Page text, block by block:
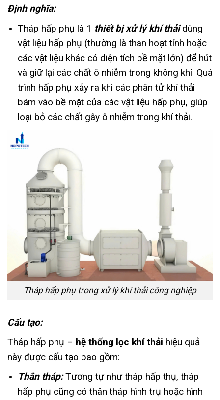
Định nghĩa:
Tháp hấp phụ là 1 thiết bị xử lý khí thảidùng
vật liệu hấp phụ (thường là than hoạt tính hoặc
các vật liệu khác có diện tích bề mặt lớn) để hút
và giữ lại các chất ô nhiễm trong không khí. Quá
trình hấp phụ xảy ra khi các phân tử khí thải
bám vào bề mặt của các vật liệu hấp phụ, giúp
loại bỏ các chất gây ô nhiễm trong khí thải.
Tháp hấp phụ trong xử lý khí thải công nghiệp
Cấu tạo:
Tháp hấp phụ – hệ thống lọc khí thải hiệu quả
này được cấu tạo bao gồm:
Thân tháp:Tương tự như tháp hấp thụ, tháp
hấp phụ cũng có thân tháp hình trụ hoặc hình